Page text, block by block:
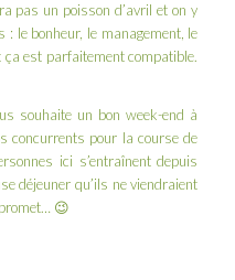
pas un poisson d’avril et on y
le bonheur, le management, le
est parfaitement compatible.
souhaite un bon week-end à
concurrents pour la course de
ici s’entraînent depuis
déjeuner qu’ils ne viendraient
😉